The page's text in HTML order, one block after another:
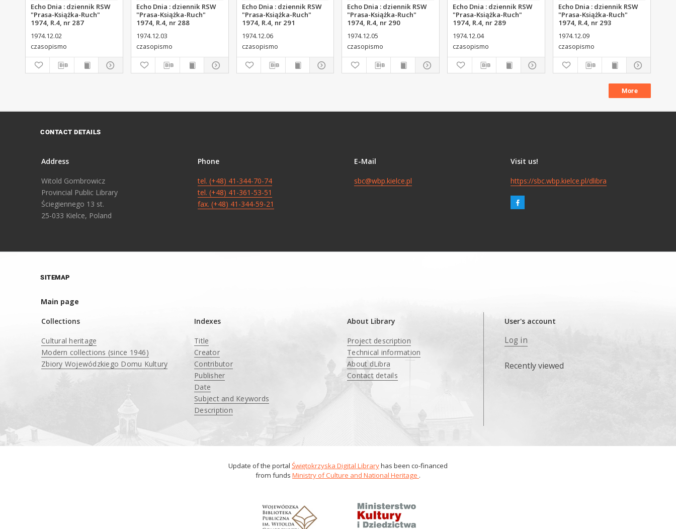
Echo Dnia : dziennik RSW
"Prasa-Książka-Ruch"
1974, R.4, nr 287
1974.12.02
czasopismo
Echo Dnia : dziennik RSW
"Prasa-Książka-Ruch"
1974, R.4, nr 288
1974.12.03
czasopismo
Echo Dnia : dziennik RSW
"Prasa-Książka-Ruch"
1974, R.4, nr 291
1974.12.06
czasopismo
Echo Dnia : dziennik RSW
"Prasa-Książka-Ruch"
1974, R.4, nr 290
1974.12.05
czasopismo
Echo Dnia : dziennik RSW
"Prasa-Książka-Ruch"
1974, R.4, nr 289
1974.12.04
czasopismo
Echo Dnia : dziennik RSW
"Prasa-Książka-Ruch"
1974, R.4, nr 293
1974.12.09
czasopismo
More
CONTACT DETAILS
Address
Witold Gombrowicz
Provincial Public Library
Ściegiennego 13 st.
25-033 Kielce, Poland
Phone
tel. (+48) 41-344-70-74
tel. (+48) 41-361-53-51
fax. (+48) 41-344-59-21
E-Mail
sbc@wbp.kielce.pl
Visit us!
https://sbc.wbp.kielce.pl/dlibra
SITEMAP
Main page
Collections
Cultural heritage
Modern collections (since 1946)
Zbiory Wojewódzkiego Domu Kultury
Indexes
Title
Creator
Contributor
Publisher
Date
Subject and Keywords
Description
About Library
Project description
Technical information
About dLibra
Contact details
User's account
Log in
Recently viewed
Update of the portal Świętokrzyska Digital Libraryhas been co-financed
from funds Ministry of Culture and National Heritage .